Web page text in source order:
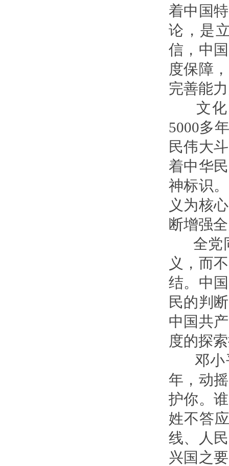
着中国
论，是
信，中
度保障
完善能
文化
5000多
民伟大
着中华
神标识
义为核
断增强
全党同
义，而
结。中
民的判
中国共
度的探
邓小
年，动
护你。
姓不答
线、人
兴国之